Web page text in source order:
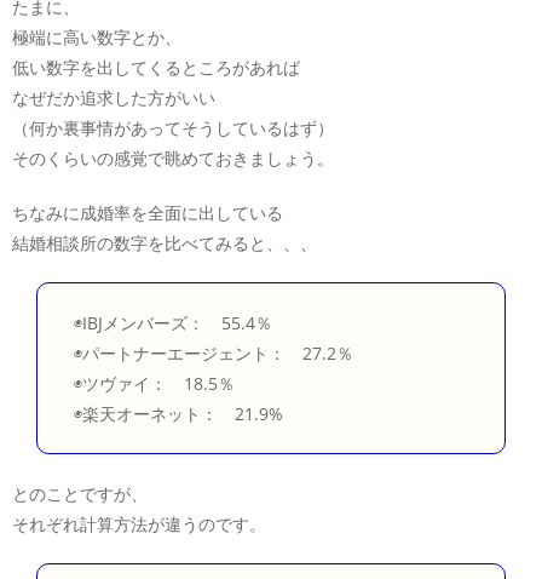
たまに、
極端に高い数字とか、
低い数字を出してくるところがあれば
なぜだか追求した方がいい
（何か裏事情があってそうしているはず）
そのくらいの感覚で眺めておきましょう。
ちなみに成婚率を全面に出している
結婚相談所の数字を比べてみると、、、
◉IBJメンバーズ： 55.4％
◉パートナーエージェント： 27.2％
◉ツヴァイ： 18.5％
◉楽天オーネット： 21.9%
とのことですが、
それぞれ計算方法が違うのです。